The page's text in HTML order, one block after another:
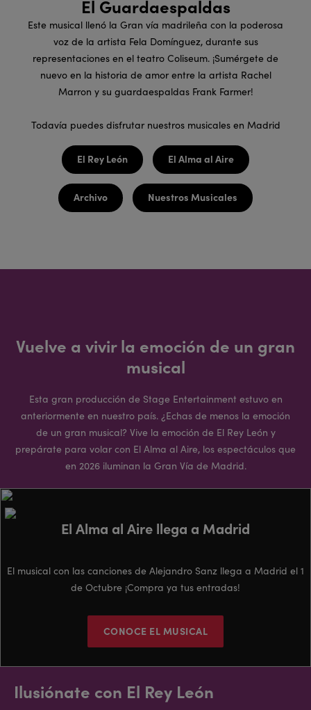
El Guardaespaldas
Este musical llenó la Gran vía madrileña con la poderosa
voz de la artista Fela Domínguez, durante sus
representaciones en el teatro Coliseum. ¡Sumérgete de
nuevo en la historia de amor entre la artista Rachel
Marron y su guardaespaldas Frank Farmer!
Todavía puedes disfrutar nuestros musicales en Madrid
El Rey León El Alma al Aire
Archivo Nuestros Musicales
Vuelve a vivir la emoción de un gran
musical
Esta gran producción de Stage Entertainment estuvo en
anteriormente en nuestro país. ¿Echas de menos la emoción
de un gran musical? Vive la emoción de El Rey León y
prepárate para volar con El Alma al Aire, los espectáculos que
en 2026 iluminan la Gran Vía de Madrid.
El Alma al Aire llega a Madrid
El musical con las canciones de Alejandro Sanz llega a Madrid el 1
de Octubre ¡Compra ya tus entradas!
CONOCE EL MUSICAL
Ilusiónate con El Rey León